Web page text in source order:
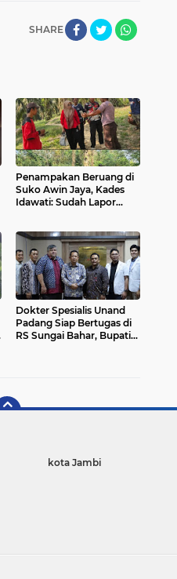
SHARE
Penampakan Beruang di
Suko Awin Jaya, Kades
Idawati: Sudah Lapor
Dokter Spesialis Unand
Padang Siap Bertugas di
RS Sungai Bahar, Bupati
kota Jambi